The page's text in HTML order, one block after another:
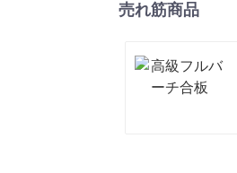
売れ筋商品